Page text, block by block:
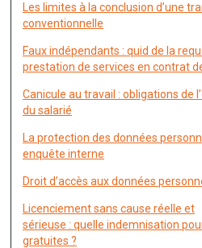
Les limites à la conclusion d’une
conventionnelle
Faux indépendants : quid de la
prestation de services en contrat
Canicule au travail : obligations de
du salarié
La protection des données
enquête interne
Droit d’accès aux données
Licenciement sans cause réelle et
sérieuse : quelle indemnisation
gratuites ?